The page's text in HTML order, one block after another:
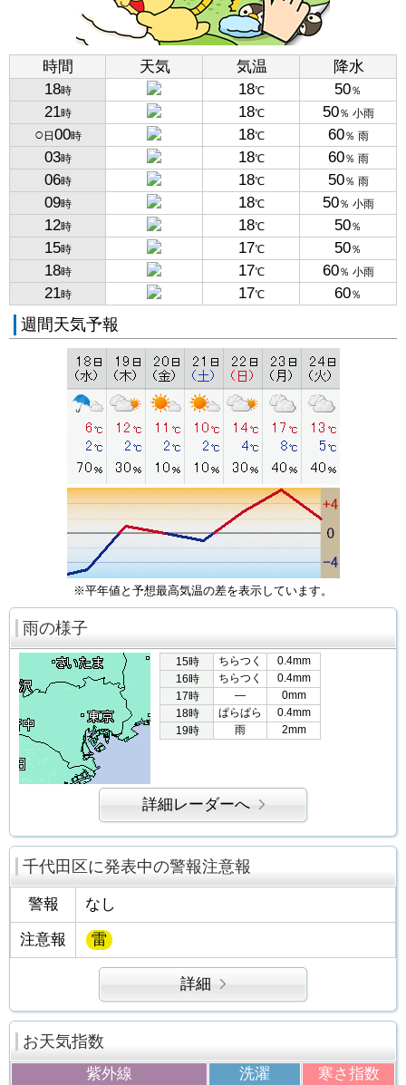
時間 天気 気温
降水
18時 18℃ 50％
21時 18℃ 50％ 小雨
○ 日 00時 18℃ 60％ 雨
03時 18℃ 60％ 雨
06時 18℃ 50％ 雨
09時 18℃ 50％ 小雨
12時 18℃ 50％
15時 17℃ 50％
18時 17℃ 60％ 小雨
21時 17℃ 60％
週間天気予報
※平年値と予想最高気温の差を表示しています。
雨の様子
15時 ちらつく
0.4mm
16時
ちらつく
0.4mm
17時
―
0mm
18時
ぱらぱら
0.4mm
19時
雨 2mm
詳細レーダーへ
千代田区に発表中の警報注意報
警報 なし
注意報 雷
詳細
お天気指数
紫外線 洗濯 寒さ指数